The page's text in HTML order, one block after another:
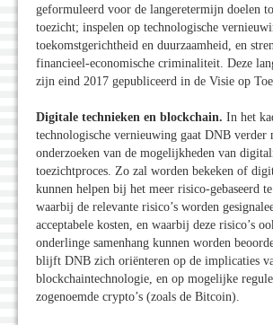
geformuleerd voor de langeretermijn doelen
toezicht; inspelen op technologische
toekomstgerichtheid en duurzaamheid, en
financieel-economische criminaliteit. Deze
zijn eind 2017 gepubliceerd in de Visie op
Digitale technieken en blockchain. In het
technologische vernieuwing gaat DNB verder
onderzoeken van de mogelijkheden van
toezichtproces. Zo zal worden bekeken of
kunnen helpen bij het meer risico-gebaseerd
waarbij de relevante risico’s worden
acceptabele kosten, en waarbij deze risico’s
onderlinge samenhang kunnen worden
blijft DNB zich oriënteren op de implicaties
blockchaintechnologie, en op mogelijke
zogenoemde crypto’s (zoals de Bitcoin).